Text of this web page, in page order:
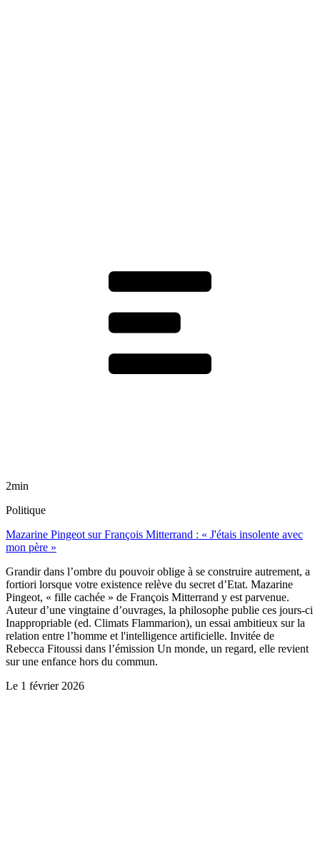
2min
Politique
Mazarine Pingeot sur François Mitterrand : « J'étais insolente avec
mon père »
Grandir dans l’ombre du pouvoir oblige à se construire autrement, a
fortiori lorsque votre existence relève du secret d’Etat. Mazarine
Pingeot, « fille cachée » de François Mitterrand y est parvenue.
Auteur d’une vingtaine d’ouvrages, la philosophe publie ces jours-ci
Inappropriable (ed. Climats Flammarion), un essai ambitieux sur la
relation entre l’homme et l'intelligence artificielle. Invitée de
Rebecca Fitoussi dans l’émission Un monde, un regard, elle revient
sur une enfance hors du commun.
Le 1 février 2026